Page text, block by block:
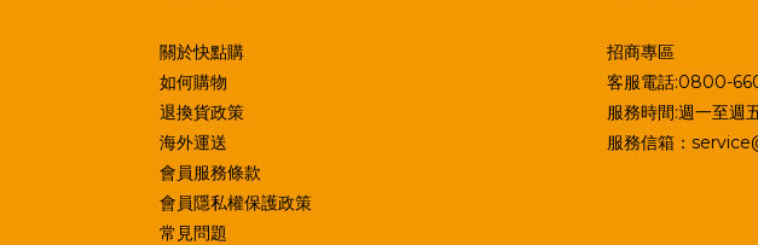
關於快點購
如何購物
退換貨政策
海外運送
會員服務條款
會員隱私權保護政策
常見問題
招商專區
客服電話:0800-
服務時間:週一至
服務信箱：